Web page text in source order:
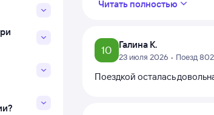
Читать полностью
10 Галина К.
23 июля 2026 • Поезд
Поездкой осталась